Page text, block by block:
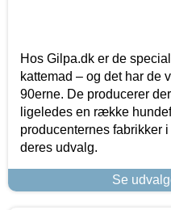
Hos Gilpa.dk er de
kattemad – og det har de
90erne. De producerer
ligeledes en række
producenternes fabrikker
deres udvalg.
Se